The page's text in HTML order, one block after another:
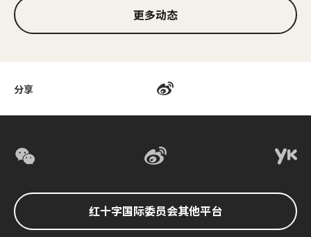
分享
更多动态
红十字国际委员会其他平台